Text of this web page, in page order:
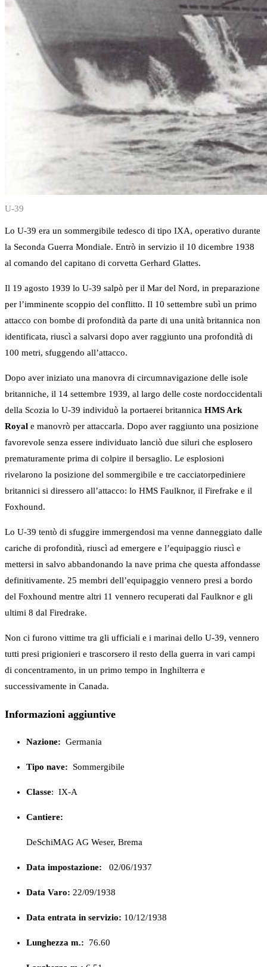
U-39
Lo U-39 era un sommergibile tedesco di tipo IXA, operativo durante
la Seconda Guerra Mondiale. Entrò in servizio il 10 dicembre 1938
al comando del capitano di corvetta Gerhard Glattes.
Il 19 agosto 1939 lo U-39 salpò per il Mar del Nord, in preparazione
per l’imminente scoppio del conflitto. Il 10 settembre subì un primo
attacco con bombe di profondità da parte di una unità britannica non
identificata, riuscì a salvarsi dopo aver raggiunto una profondità di
100 metri, sfuggendo all’attacco.
Dopo aver iniziato una manovra di circumnavigazione delle isole
britanniche, il 14 settembre 1939, al largo delle coste nordoccidentali
della Scozia lo U-39 individuò la portaerei britannica HMS Ark
Royal e manovrò per attaccarla. Dopo aver raggiunto una posizione
favorevole senza essere individuato lanciò due siluri che esplosero
prematuramente prima di colpire il bersaglio. Le esplosioni
rivelarono la posizione del sommergibile e tre cacciatorpediniere
britannici si diressero all’attacco: lo HMS Faulknor, il Firefrake e il
Foxhound.
Lo U-39 tentò di sfuggire immergendosi ma venne danneggiato dalle
cariche di profondità, riuscì ad emergere e l’equipaggio riuscì e
mettersi in salvo abbandonando la nave prima che questa affondasse
definitivamente. 25 membri dell’equipaggio vennero presi a bordo
del Foxhound mentre altri 11 vennero recuperati dal Faulknor e gli
ultimi 8 dal Firedrake.
Non ci furono vittime tra gli ufficiali e i marinai dello U-39, vennero
tutti presi prigionieri e trascorsero il resto della guerra in vari campi
di concentramento, in un primo tempo in Inghilterra e
successivamente in Canada.
Informazioni aggiuntive
Nazione: Germania
Tipo nave: Sommergibile
Classe: IX-A
Cantiere:
DeSchiMAG AG Weser, Brema
Data impostazione: 02/06/1937
Data Varo: 22/09/1938
Data entrata in servizio: 10/12/1938
Lunghezza m.: 76.60